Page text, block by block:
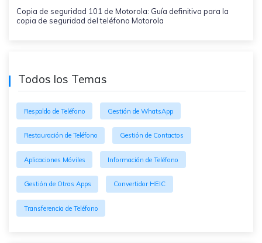
Copia de seguridad 101 de Motorola: Guía definitiva para la
copia de seguridad del teléfono Motorola
Todos los Temas
Respaldo de Teléfono Gestión de WhatsApp
Restauración de Teléfono Gestión de Contactos
Aplicaciones Móviles Información de Teléfono
Gestión de Otras Apps Convertidor HEIC
Transferencia de Teléfono